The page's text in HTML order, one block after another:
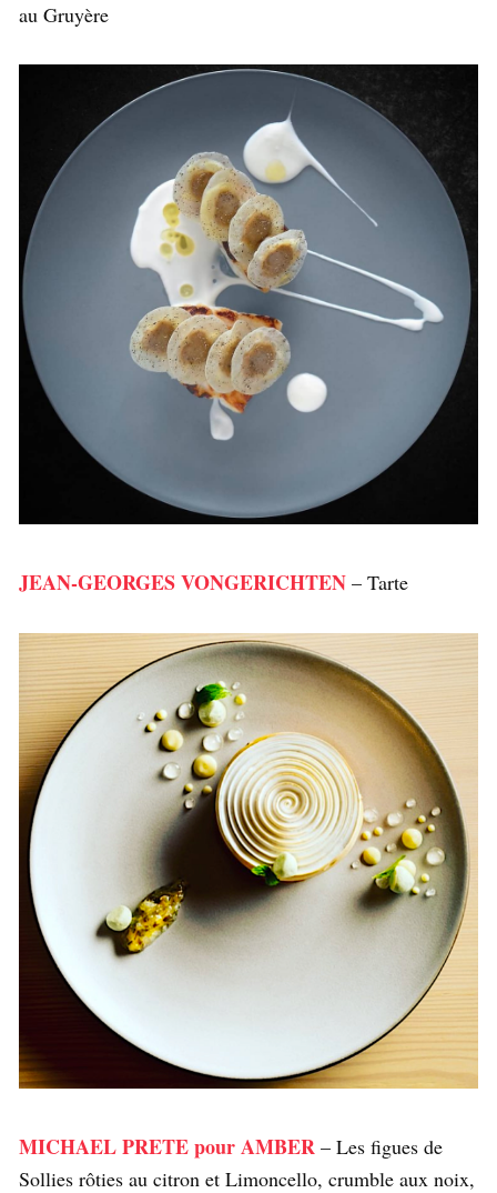
au Gruyère
JEAN-GEORGES VONGERICHTEN – Tarte
MICHAEL PRETE pour AMBER – Les figues de
Sollies rôties au citron et Limoncello, crumble aux noix,